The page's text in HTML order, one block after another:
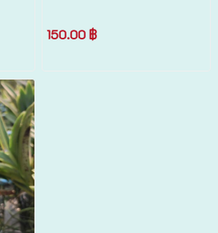
150.00 ฿